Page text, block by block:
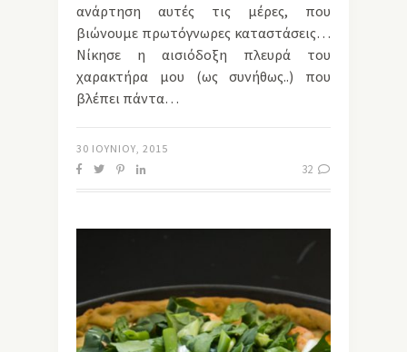
ανάρτηση αυτές τις μέρες, που
βιώνουμε πρωτόγνωρες καταστάσεις…
Νίκησε η αισιόδοξη πλευρά του
χαρακτήρα μου (ως συνήθως..) που
βλέπει πάντα…
30 ΙΟΥΝΊΟΥ, 2015
32